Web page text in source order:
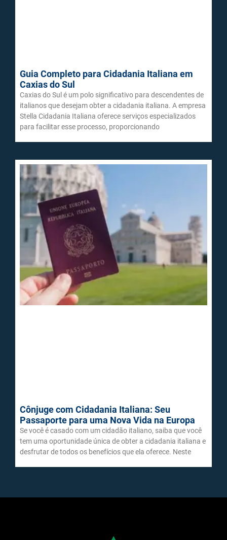
Guia Completo para Cidadania Italiana em
Caxias do Sul
Caxias do Sul é um polo significativo para descendentes de
italianos que desejam obter a cidadania italiana. A empresa
Stella Cidadania Italiana oferece serviços especializados
para facilitar esse processo, proporcionando
Cônjuge com Cidadania Italiana: Seu
Passaporte para uma Nova Vida na Europa
Se você é casado com um cidadão italiano, saiba que você
tem uma oportunidade única de obter a cidadania italiana e
desfrutar de todos os benefícios que ela oferece. Neste